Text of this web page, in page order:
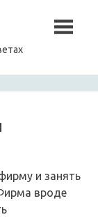
и занять
вроде